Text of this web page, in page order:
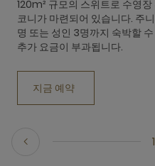
120m² 규모의 스위트로 수영
코니가 마련되어 있습니다. 주
명 또는 성인 3명까지 숙박할
추가 요금이 부과됩니다.
지금 예약